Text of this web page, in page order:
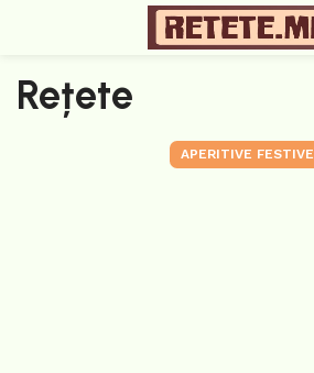
Rețete
APERITIVE FESTIVE